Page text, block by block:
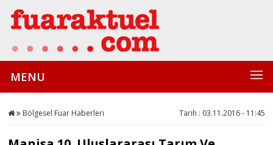
MENU
Bölgesel Fuar Haberleri Tarih : 03.11.2016 - 11:45